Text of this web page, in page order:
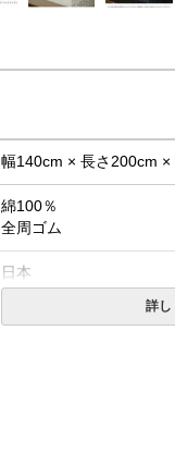
幅140cm × 長さ200cm ×
綿100％
全周ゴム
日本
詳し